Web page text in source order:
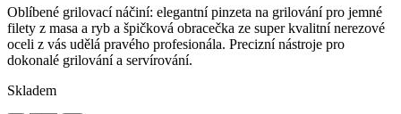
Oblíbené grilovací náčiní: elegantní pinzeta na grilování pro jemné
filety z masa a ryb a špičková obracečka ze super kvalitní nerezové
oceli z vás udělá pravého profesionála. Precizní nástroje pro
dokonalé grilování a servírování.
Skladem